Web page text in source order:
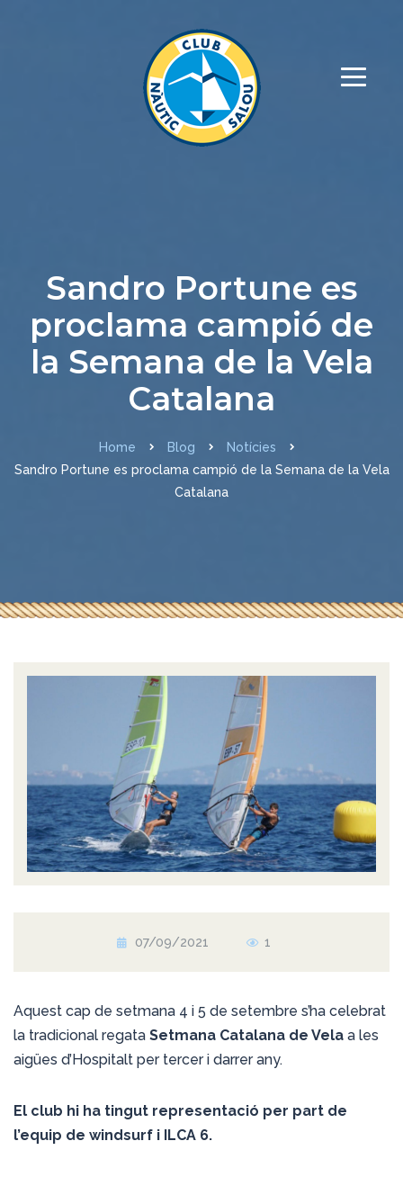
Sandro Portune es
proclama campió de
la Semana de la Vela
Catalana
Home Blog
Notícies
Sandro Portune es proclama campió de la Semana de la Vela
Catalana
07/09/2021 1
Aquest cap de setmana 4 i 5 de setembre s’ha celebrat
la tradicional regata Setmana Catalana de Vela a les
aigües d’Hospitalt per tercer i darrer any.
El club hi ha tingut representació per part de
l’equip de windsurf i ILCA 6.